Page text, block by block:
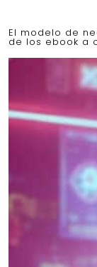
El modelo de
de los ebook a